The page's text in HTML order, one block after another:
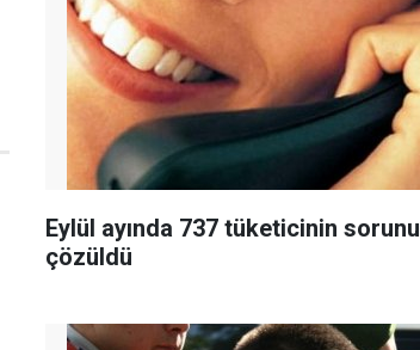
Eylül ayında 737 tüketicinin sorunu
çözüldü